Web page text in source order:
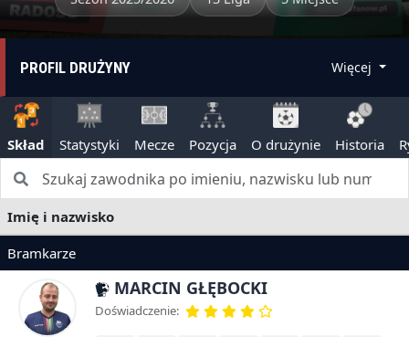
PROFIL DRUŻYNY Więcej
Skład Statystyki Mecze Pozycja O drużynie Historia
Imię i nazwisko
Bramkarze
MARCIN GŁĘBOCKI
Doświadczenie: